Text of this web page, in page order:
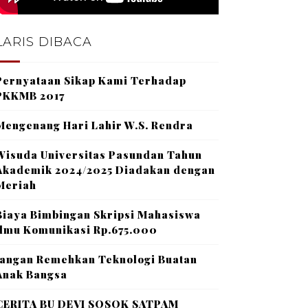
DIBACA
Sikap Kami Terhadap
2017
Hari Lahir W.S. Rendra
Universitas Pasundan Tahun
2024/2025 Diadakan dengan
Bimbingan Skripsi Mahasiswa
Komunikasi Rp.675.000
Remehkan Teknologi Buatan
Bangsa
BU DEVI SOSOK SATPAM